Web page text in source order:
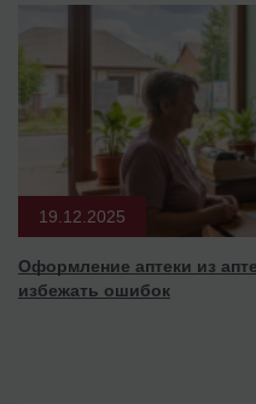
19.12.2025
Оформление аптеки из
избежать ошибок